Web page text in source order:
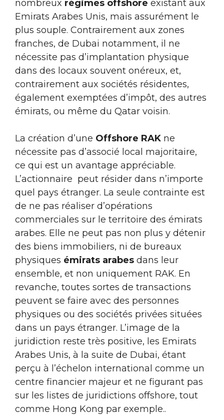
nombreux régimes offshore existant aux
Emirats Arabes Unis, mais assurément le
plus souple. Contrairement aux zones
franches, de Dubai notamment, il ne
nécessite pas d’implantation physique
dans des locaux souvent onéreux, et,
contrairement aux sociétés résidentes,
également exemptées d’impôt, des autres
émirats, ou même du Qatar voisin.
La création d’une Offshore RAK ne
nécessite pas d’associé local majoritaire,
ce qui est un avantage appréciable.
L’actionnaire peut résider dans n’importe
quel pays étranger. La seule contrainte est
de ne pas réaliser d’opérations
commerciales sur le territoire des émirats
arabes. Elle ne peut pas non plus y détenir
des biens immobiliers, ni de bureaux
physiques émirats arabes dans leur
ensemble, et non uniquement RAK. En
revanche, toutes sortes de transactions
peuvent se faire avec des personnes
physiques ou des sociétés privées situées
dans un pays étranger. L’image de la
juridiction reste très positive, les Emirats
Arabes Unis, à la suite de Dubai, étant
perçu à l’échelon international comme un
centre financier majeur et ne figurant pas
sur les listes de juridictions offshore, tout
comme Hong Kong par exemple..